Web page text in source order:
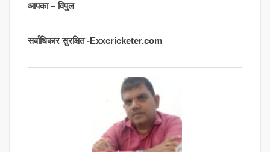
आपका – विपुल
सर्वाधिकार सुरक्षित -Exxcricketer.com